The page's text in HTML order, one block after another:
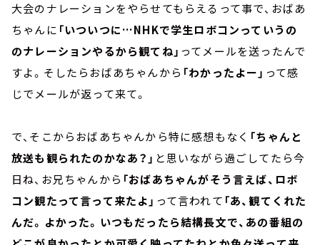
大会のナレーションをやらせてもらえるって事で、おばあ
ちゃんに 「いついつに…NHKで学生ロボコンっていうの
のナレーションやるから観てね」 ってメールを送ったんで
すよ。そしたらおばあちゃんから 「わかったよー」 って感
じでメールが返って来て。
で、そこからおばあちゃんから特に感想もなく 「ちゃんと
放送も観られたのかなあ？」 と思いながら過ごしてたら今
日ね、お兄ちゃんから 「おばあちゃんがそう言えば、ロボ
コン観たって言って来たよ」 って言われて 「あ、観てくれた
んだ。よかった。いつもだったら結構長文で、あの番組の